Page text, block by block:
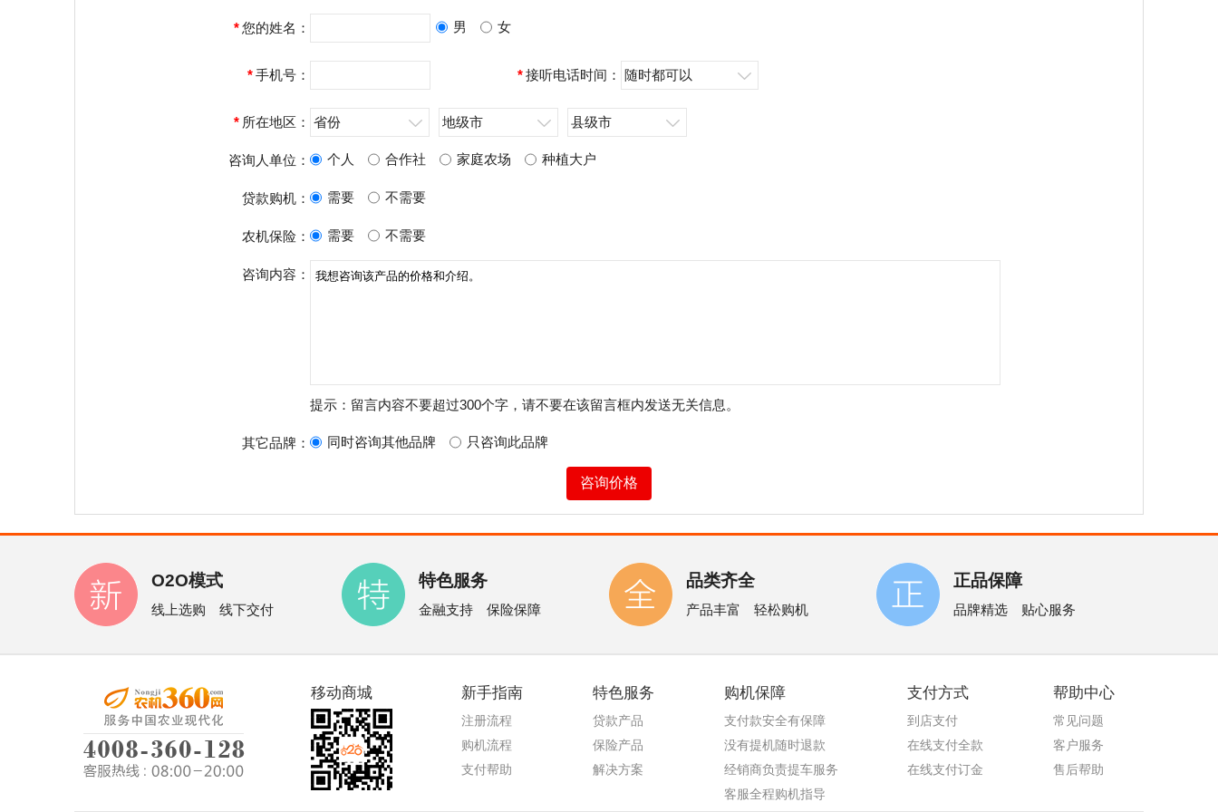
*您的姓名： 男 女
*手机号： *接听电话时间： 随时都可以
* 所在地区： 省份 地级市 县级市
咨询人单位： 个人 合作社 家庭农场 种植大户
贷款购机： 需要 不需要
农机保险： 需要 不需要
咨询内容：
提示：留言内容不要超过300个字，请不要在该留言框内发送无关信息。
其它品牌： 同时咨询其他品牌 只咨询此品牌
O2O模式
线上选购 线下交付
特色服务
金融支持 保险保障
品类齐全
产品丰富 轻松购机
正品保障
品牌精选 贴心服务
移动商城 新手指南
注册流程
购机流程
支付帮助
特色服务
贷款产品
保险产品
解决方案
购机保障
支付款安全有保障
没有提机随时退款
经销商负责提车服务
客服全程购机指导
支付方式
到店支付
在线支付全款
在线支付订金
帮助中心
常见问题
客户服务
售后帮助